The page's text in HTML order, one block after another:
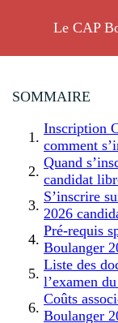
Le CAP
SOMMAIRE
Inscription
comment
Quand
candidat
S’inscrire
2026
Pré-requis
Boulanger
Liste des
l’examen
Coûts
Boulanger